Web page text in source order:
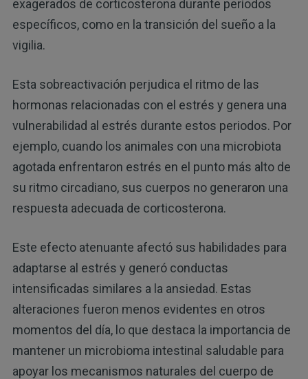
exagerados de corticosterona durante períodos
específicos, como en la transición del sueño a la
vigilia.
Esta sobreactivación perjudica el ritmo de las
hormonas relacionadas con el estrés y genera una
vulnerabilidad al estrés durante estos periodos. Por
ejemplo, cuando los animales con una microbiota
agotada enfrentaron estrés en el punto más alto de
su ritmo circadiano, sus cuerpos no generaron una
respuesta adecuada de corticosterona.
Este efecto atenuante afectó sus habilidades para
adaptarse al estrés y generó conductas
intensificadas similares a la ansiedad. Estas
alteraciones fueron menos evidentes en otros
momentos del día, lo que destaca la importancia de
mantener un microbioma intestinal saludable para
apoyar los mecanismos naturales del cuerpo de